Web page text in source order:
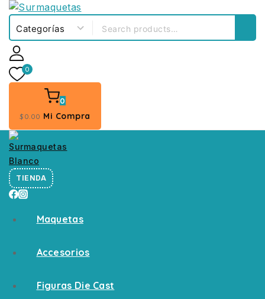
0
0
$0 .00 Mi Compra
TIENDA
Maquetas
Accesorios
Figuras Die Cast